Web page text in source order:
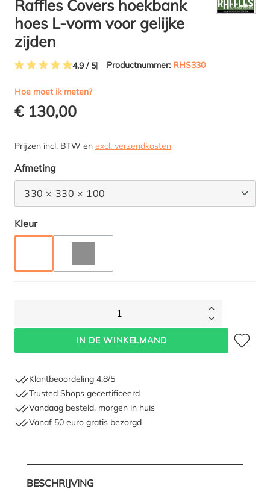
Raffles Covers hoekbank
hoes L-vorm voor gelijke
zijden
4.9 / 5 Productnummer: RHS330
Hoe moet ik meten?
€ 130,00
Prijzen incl. BTW en excl. verzendkosten
Selecteer
Afmeting
330 × 330 × 100
Selecteer
Kleur
1
IN DE WINKELMAND
Klantbeoordeling 4.8/5
Trusted Shops gecertificeerd
Vandaag besteld, morgen in huis
Vanaf 50 euro gratis bezorgd
BESCHRIJVING